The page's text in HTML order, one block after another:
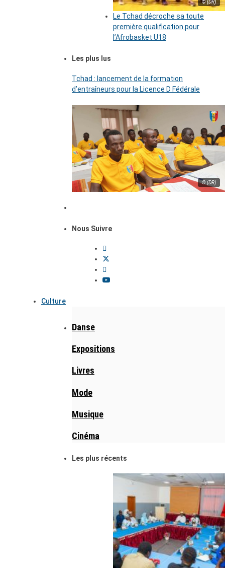
© (DR)
Le Tchad décroche sa toute
première qualification pour
l’Afrobasket U18
Les plus lus
Tchad : lancement de la formation
d’entraîneurs pour la Licence D Fédérale
© (DR)
Nous Suivre
Culture
Danse
Expositions
Livres
Mode
Musique
Cinéma
Les plus récents